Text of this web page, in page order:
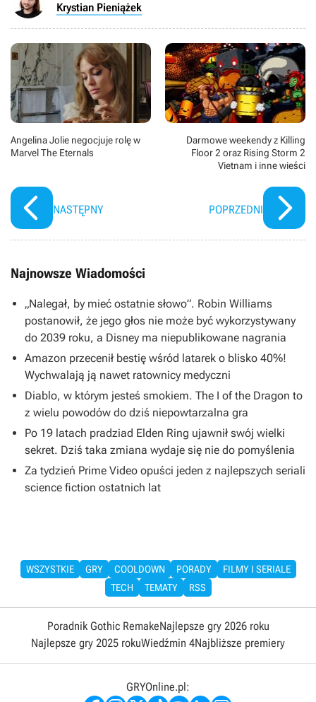
Krystian Pieniążek
Angelina Jolie negocjuje rolę w
Marvel The Eternals
NASTĘPNY
Darmowe weekendy z Killing
Floor 2 oraz Rising Storm 2
Vietnam i inne wieści
POPRZEDNI
Najnowsze Wiadomości
„Nalegał, by mieć ostatnie słowo”. Robin Williams
postanowił, że jego głos nie może być wykorzystywany
do 2039 roku, a Disney ma niepublikowane nagrania
Amazon przecenił bestię wśród latarek o blisko 40%!
Wychwalają ją nawet ratownicy medyczni
Diablo, w którym jesteś smokiem. The I of the Dragon to
z wielu powodów do dziś niepowtarzalna gra
Po 19 latach pradziad Elden Ring ujawnił swój wielki
sekret. Dziś taka zmiana wydaje się nie do pomyślenia
Za tydzień Prime Video opuści jeden z najlepszych seriali
science fiction ostatnich lat
WSZYSTKIE GRY COOLDOWN PORADY
FILMY I SERIALE
TECH
TEMATY RSS
Poradnik Gothic RemakeNajlepsze gry 2026 roku
Najlepsze gry 2025 rokuWiedźmin 4Najbliższe premiery
GRYOnline.pl: